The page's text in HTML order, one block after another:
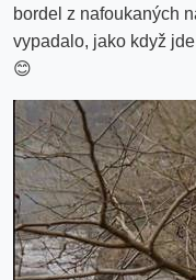
bordel z nafoukaných
vypadalo, jako když
😊